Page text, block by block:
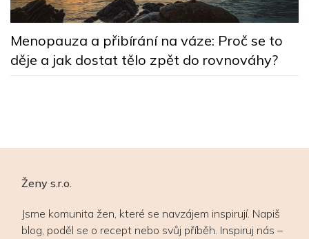
Menopauza a přibírání na váze: Proč se to
děje a jak dostat tělo zpět do rovnováhy?
Ženy s.r.o.
Jsme komunita žen, které se navzájem inspirují. Napiš
blog, poděl se o recept nebo svůj příběh. Inspiruj nás –